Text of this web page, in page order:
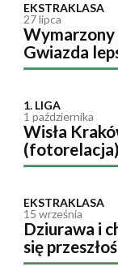
EKSTRAKLASA
27 lipca
Wymarzony
Gwiazda
1. LIGA
1 października
Wisła
(fotorelacja)
EKSTRAKLASA
15 września
Dziurawa i
się